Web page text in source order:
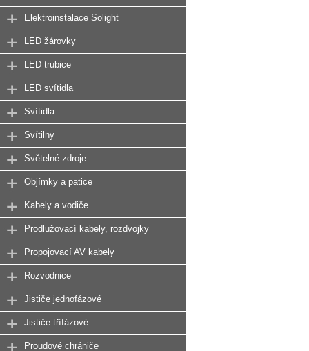
Elektroinstalace Solight
LED žárovky
LED trubice
LED svítidla
Svítidla
Svítilny
Světelné zdroje
Objímky a patice
Kabely a vodiče
Prodlužovací kabely, rozdvojky
Propojovací AV kabely
Rozvodnice
Jističe jednofázové
Jističe třífázové
Proudové chrániče